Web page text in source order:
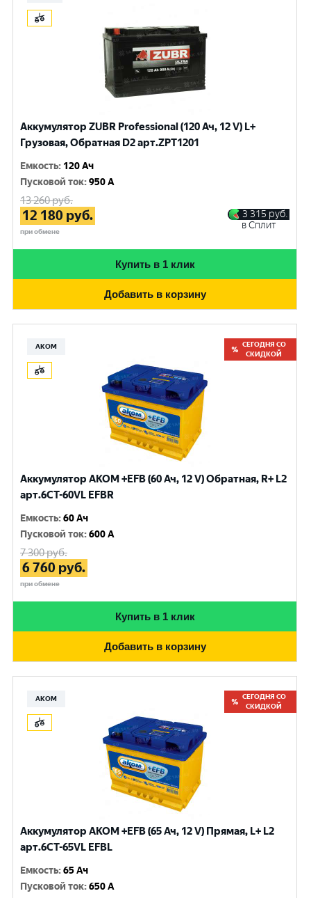
Аккумулятор ZUBR Professional (120 Ач, 12 V) L+
Грузовая, Обратная D2 арт.ZPT1201
Емкость: 120 Ач
Пусковой ток:950 A
13 260руб.
12 180 руб.
при обмене
3 315 руб.
в Сплит
Купить в 1 клик
Добавить в корзину
АКОМ
СЕГОДНЯ СО
СКИДКОЙ
Аккумулятор AKOM +EFB (60 Ач, 12 V) Обратная, R+ L2
арт.6CТ-60VL EFBR
Емкость:60 Ач
Пусковой ток:600 A
7 300руб.
6 760 руб.
при обмене
Купить в 1 клик
Добавить в корзину
АКОМ
СЕГОДНЯ СО
СКИДКОЙ
Аккумулятор AKOM +EFB (65 Ач, 12 V) Прямая, L+ L2
арт.6СТ-65VL EFBL
Емкость:65 Ач
Пусковой ток:650 A